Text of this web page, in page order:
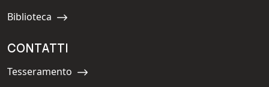
Navigate to:
Biblioteca
CONTATTI
Navigate to:
Tesseramento